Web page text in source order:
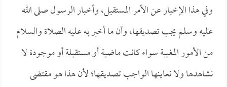
وفي هذا الإخبار عن الأمر المستقبل، وأخبار الرسول صلى الله
عليه وسلم يجب تصديقها، وأن ما أخبر به عليه الصلاة والسلام
من الأمور المغيبة سواء كانت ماضية أو مستقبلة أو موجودة لا
نشاهدها ولا نعاينها الواجب تصديقها؛ لأن هذا هو مقتضى